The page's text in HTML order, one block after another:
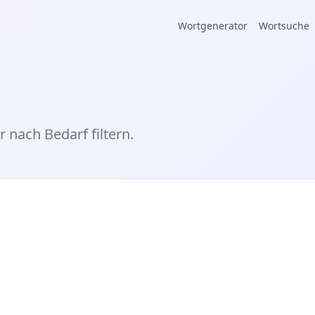
Wortgenerator Wortsuche
nach Bedarf filtern.